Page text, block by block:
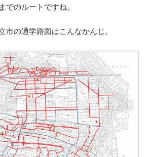
でのルートですね。
市の通学路図はこんなかんじ。